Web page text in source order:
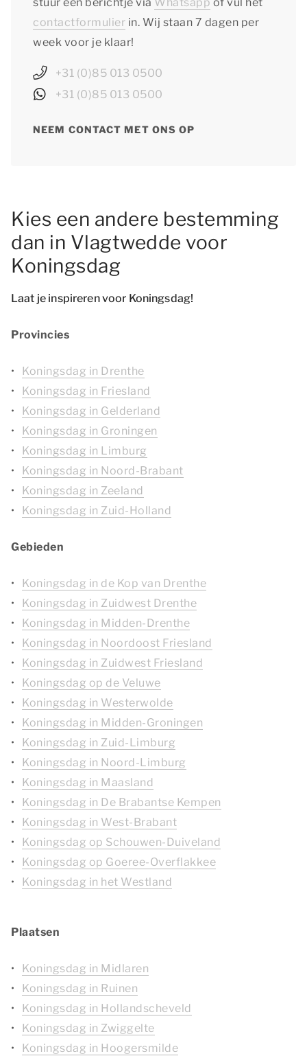
contactformulier in. Wij staan 7 dagen per
week voor je klaar!
+31 (0)85 013 0500
+31 (0)85 013 0500
NEEM CONTACT MET ONS OP
Kies een andere bestemming
dan in Vlagtwedde voor
Koningsdag
Laat je inspireren voor Koningsdag!
Provincies
Koningsdag in Drenthe
Koningsdag in Friesland
Koningsdag in Gelderland
Koningsdag in Groningen
Koningsdag in Limburg
Koningsdag in Noord-Brabant
Koningsdag in Zeeland
Koningsdag in Zuid-Holland
Gebieden
Koningsdag in de Kop van Drenthe
Koningsdag in Zuidwest Drenthe
Koningsdag in Midden-Drenthe
Koningsdag in Noordoost Friesland
Koningsdag in Zuidwest Friesland
Koningsdag op de Veluwe
Koningsdag in Westerwolde
Koningsdag in Midden-Groningen
Koningsdag in Zuid-Limburg
Koningsdag in Noord-Limburg
Koningsdag in Maasland
Koningsdag in De Brabantse Kempen
Koningsdag in West-Brabant
Koningsdag op Schouwen-Duiveland
Koningsdag op Goeree-Overflakkee
Koningsdag in het Westland
Plaatsen
Koningsdag in Midlaren
Koningsdag in Ruinen
Koningsdag in Hollandscheveld
Koningsdag in Zwiggelte
Koningsdag in Hoogersmilde